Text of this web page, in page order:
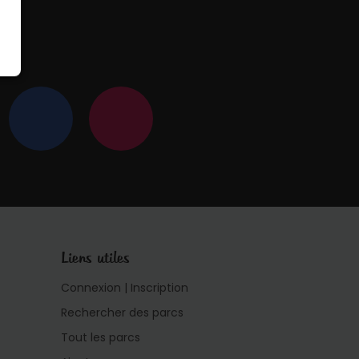
Liens utiles
Connexion | Inscription
Rechercher des parcs
Tout les parcs